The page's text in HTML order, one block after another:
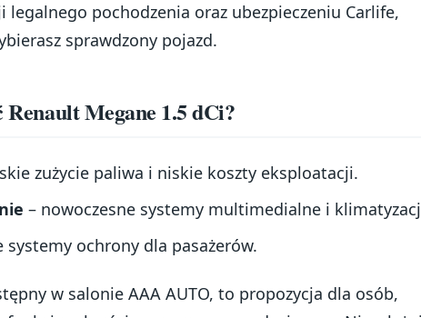
pochodzenia oraz ubezpieczeniu Carlife,
sprawdzony pojazd.
Megane 1.5 dCi?
zużycie paliwa i niskie koszty eksploatacji.
– nowoczesne systemy multimedialne i
systemy ochrony dla pasażerów.
w salonie AAA AUTO, to propozycja dla osób,